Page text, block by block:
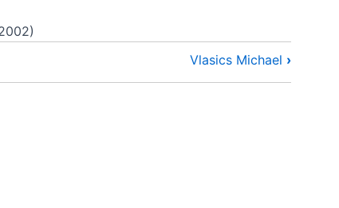
Vlasics Michael ›